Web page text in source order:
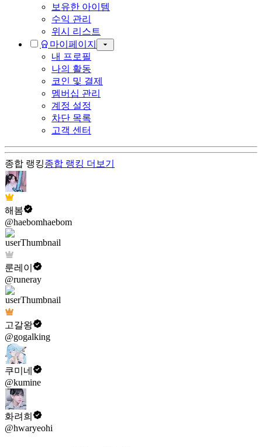
보유한 아이템
수익 관리
위시 리스트
마이페이지
내 프로필
나의 활동
코인 및 결제
멤버십 관리
계정 설정
차단 목록
고객 센터
종합 랭킹종합 랭킹 더보기
해봄
@haebomhaebom
룬레이
@runeray
고갈왕
@gogalking
쿠미네
@kumine
화려희
@hwaryeohi